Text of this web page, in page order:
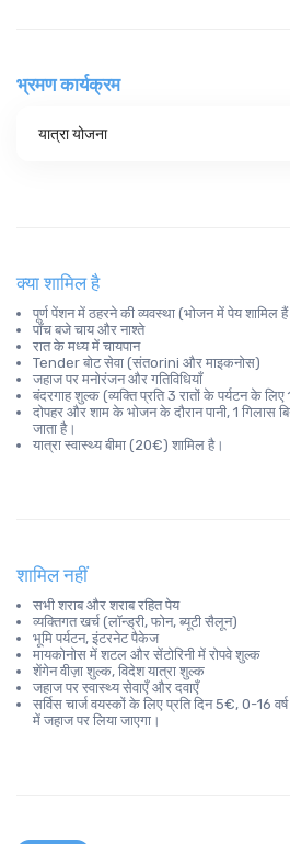
भ्रमण कार्यक्रम
यात्रा योजना
क्या शामिल है
पूर्ण पेंशन में ठहरने की व्यवस्था (भोजन में पेय शामिल
पाँच बजे चाय और नाश्ते
रात के मध्य में चायपान
Tender बोट सेवा (संतorini और माइकनोस)
जहाज पर मनोरंजन और गतिविधियाँ
बंदरगाह शुल्क (व्यक्ति प्रति 3 रातों के पर्यटन के
दोपहर और शाम के भोजन के दौरान पानी, 1 गिलास
जाता है।
यात्रा स्वास्थ्य बीमा (20€) शामिल है।
शामिल नहीं
सभी शराब और शराब रहित पेय
व्यक्तिगत खर्च (लॉन्ड्री, फोन, ब्यूटी सैलून)
भूमि पर्यटन, इंटरनेट पैकेज
मायकोनोस में शटल और सेंटोरिनी में रोपवे शुल्क
शेंगेन वीज़ा शुल्क, विदेश यात्रा शुल्क
जहाज पर स्वास्थ्य सेवाएँ और दवाएँ
सर्विस चार्ज वयस्कों के लिए प्रति दिन 5€, 0-16
में जहाज पर लिया जाएगा।